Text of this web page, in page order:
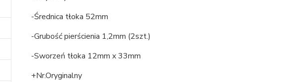
-Średnica tłoka 52mm
-Grubość pierścienia 1,2mm (2szt.)
-Sworzeń tłoka 12mm x 33mm
+Nr.Oryginalny